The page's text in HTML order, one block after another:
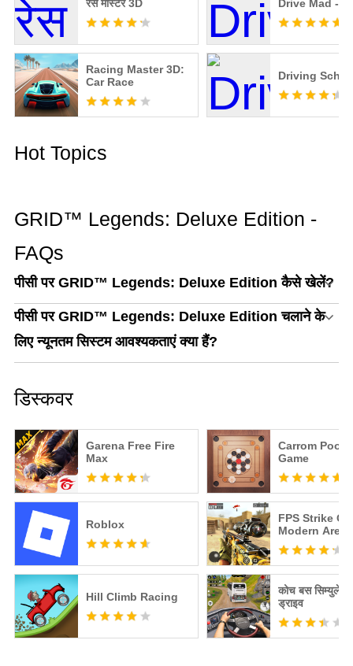
रेस मास्टर 3D Drive Mad -
Racing Master 3D:
Car Race
Driving
Hot Topics
GRID™ Legends: Deluxe Edition -
FAQs
पीसी पर GRID™ Legends: Deluxe Edition कैसे खेलें?
पीसी पर GRID™ Legends: Deluxe Edition चलाने के
लिए न्यूनतम सिस्टम आवश्यकताएं क्या हैं?
डिस्कवर
Garena Free Fire
Max
Carrom Pool:
Game
Roblox
FPS Strike
Modern Arena
Hill Climb Racing
कोच बस
ड्राइव